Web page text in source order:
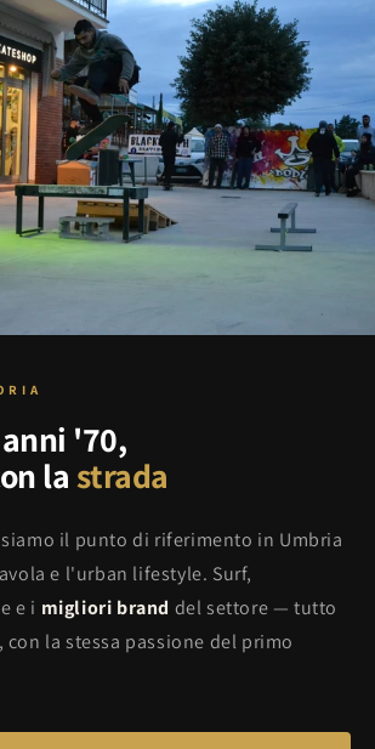
'70,
lastrada
siamo il punto di riferimento in Umbria
e l'urban lifestyle. Surf,
e i migliori brand del settore — tutto
la stessa passione del primo